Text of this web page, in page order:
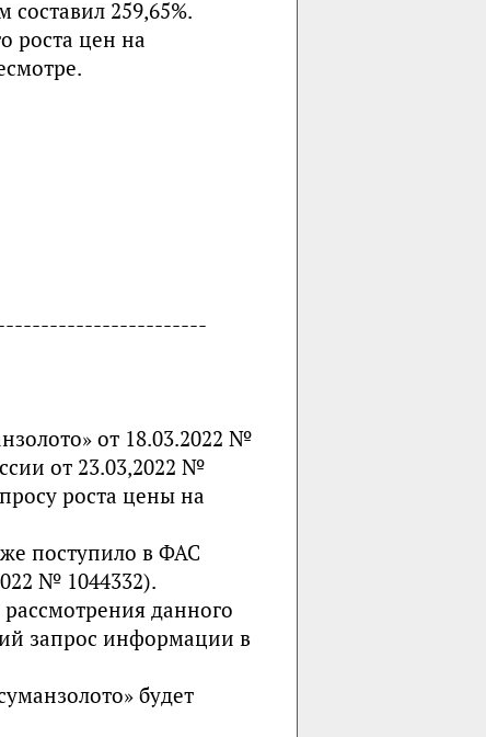
составил 259,65%.
роста цен на
от 18.03.2022 №
от 23.03,2022 №
роста цены на
поступило в ФАС
№ 1044332).
данного
запрос информации в
будет